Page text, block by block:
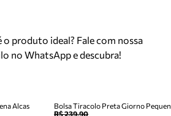
o produto ideal? Fale com nossa
no WhatsApp e descubra!
Alcas
Bolsa Tiracolo Preta Giorno
R$ 239,90